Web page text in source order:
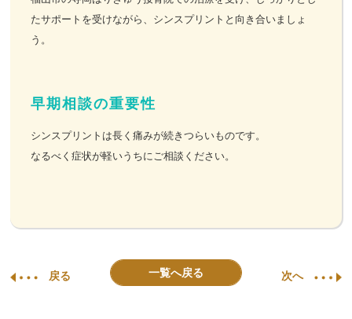
たサポートを受けながら、シンスプリントと向き合いましょ
う。
早期相談の重要性
シンスプリントは長く痛みが続きつらいものです。
なるべく症状が軽いうちにご相談ください。
戻る 一覧へ戻る 次へ